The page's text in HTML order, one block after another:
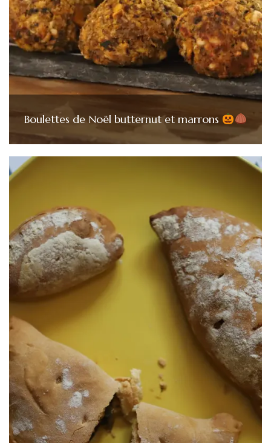
Boulettes de Noël butternut et marrons